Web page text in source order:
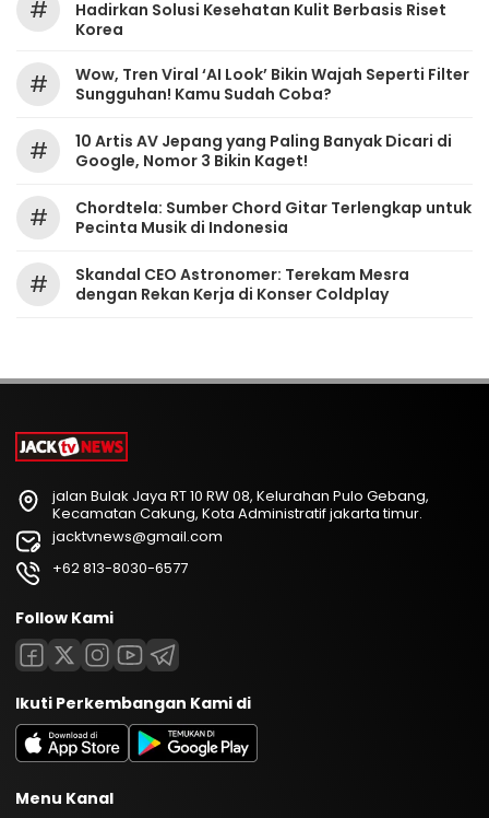
#
Hadirkan Solusi Kesehatan Kulit Berbasis Riset
Korea
#
Wow, Tren Viral ‘AI Look’ Bikin Wajah Seperti Filter
Sungguhan! Kamu Sudah Coba?
#
10 Artis AV Jepang yang Paling Banyak Dicari di
Google, Nomor 3 Bikin Kaget!
#
Chordtela: Sumber Chord Gitar Terlengkap untuk
Pecinta Musik di Indonesia
#
Skandal CEO Astronomer: Terekam Mesra
dengan Rekan Kerja di Konser Coldplay
jalan Bulak Jaya RT 10 RW 08, Kelurahan Pulo Gebang,
Kecamatan Cakung, Kota Administratif jakarta timur.
jacktvnews@gmail.com
+62 813-8030-6577
Follow Kami
Ikuti Perkembangan Kami di
Menu Kanal